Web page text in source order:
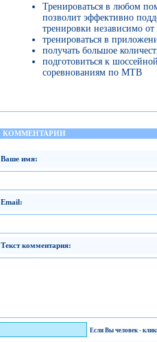
Тренироваться в любом
позволит эффективно
тренировки независимо
тренироваться в
получать большое
подготовиться к
соревнованиям по MTB
КОММЕНТАРИИ
Ваше имя:
Email:
Текст комментария:
Если Вы человек -